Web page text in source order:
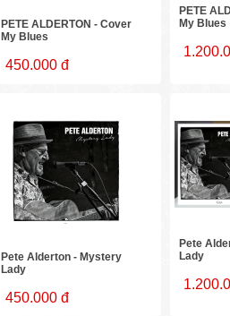
PETE ALDERTON - Cover
My Blues
450.000 đ
PETE
My Blues
Pete Alderton - Mystery
Lady
450.000 đ
Pete
Lady